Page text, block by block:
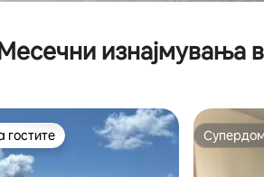
изнајмувања
гостите
гостите